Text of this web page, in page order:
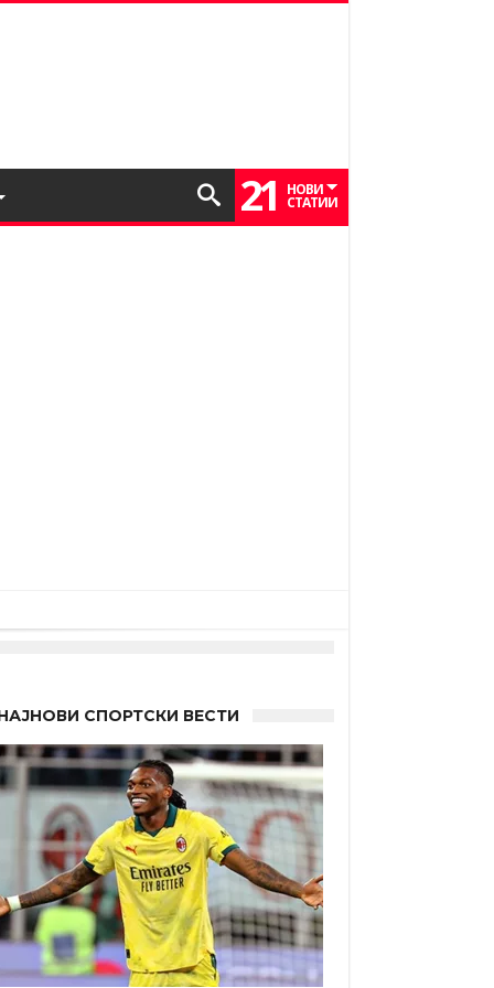
21 НОВИ
СТАТИИ
СПОРТСКИ ВЕСТИ